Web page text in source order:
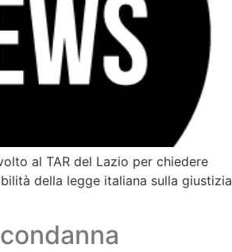
al TAR del Lazio per chiedere
della legge italiana sulla giustizia